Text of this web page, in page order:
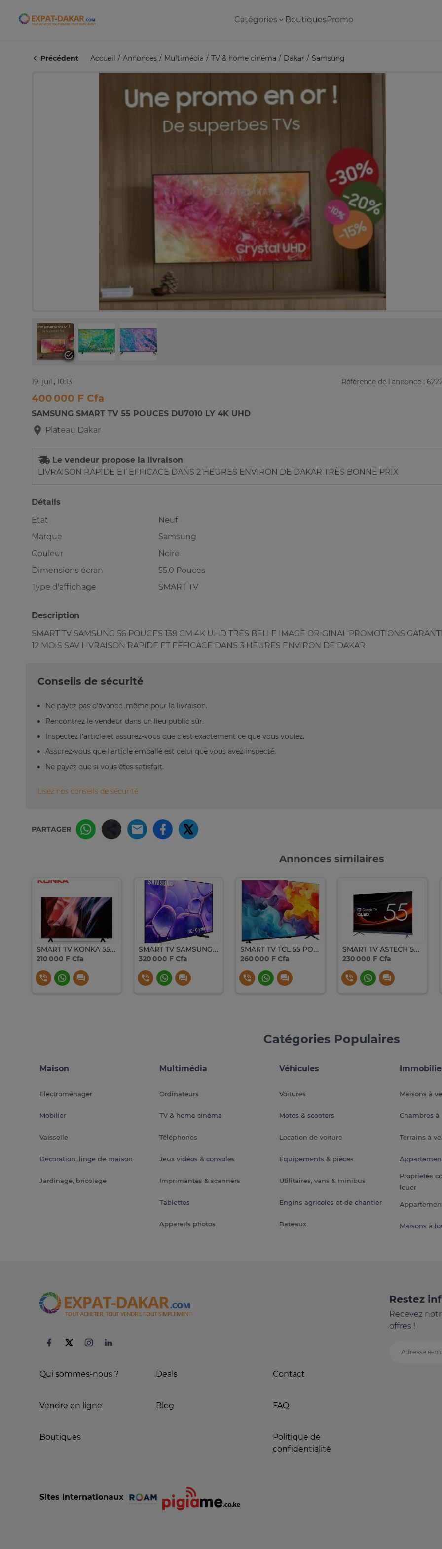
Expat-Dakar Catégories BoutiquesPromo
Précédent Accueil Annonces Multimédia TV & home cinéma Dakar Samsung
19. juil., 10:13 Référence de l'annonce :
400 000 F Cfa
SAMSUNG SMART TV 55 POUCES DU7010 LY 4K UHD
Plateau Dakar
Le vendeur propose la livraison
LIVRAISON RAPIDE ET EFFICACE DANS 2 HEURES ENVIRON DE DAKAR TRÈS BONNE PRIX
Détails
Etat
Neuf
Marque
Samsung
Couleur
Noire
Dimensions écran
55.0 Pouces
Type d'affichage
SMART TV
Description
SMART TV SAMSUNG 56 POUCES 138 CM 4K UHD TRÈS BELLE IMAGE ORIGINAL PROMOTIONS
12 MOIS SAV LIVRAISON RAPIDE ET EFFICACE DANS 3 HEURES ENVIRON DE DAKAR
Conseils de sécurité
Ne payez pas d’avance, même pour la livraison.
Rencontrez le vendeur dans un lieu public sûr.
Inspectez l’article et assurez-vous que c’est exactement ce que vous voulez.
Assurez-vous que l’article emballé est celui que vous avez inspecté.
Ne payez que si vous êtes satisfait.
Lisez nos conseils de sécurité
PARTAGER
Annonces similaires
SMART TV KONKA 55 POUCES 4K UHD
210 000 F Cfa
SMART TV SAMSUNG AU 55 U8000F 4K UHD CRISTAL
320 000 F Cfa
SMART TV TCL 55 POUCES 4K UHD ANDROID GOOGLE TV 139 CM
260 000 F Cfa
SMART TV ASTECH 55 POUCES 4K UHD ANDROID GOOGLE TV QLED
230 000 F Cfa
Catégories Populaires
Maison
Electromenager
Mobilier
Vaisselle
Décoration, linge de maison
Jardinage, bricolage
Multimédia
Ordinateurs
TV & home cinéma
Téléphones
Jeux vidéos & consoles
Imprimantes & scanners
Tablettes
Appareils photos
Véhicules
Voitures
Motos & scooters
Location de voiture
Équipements & pièces
Utilitaires, vans & minibus
Engins agricoles et de chantier
Bateaux
Maisons à
Chambres à
Terrains à
Propriétés
louer
Maisons à
Qui sommes-nous ?
Vendre en ligne
Boutiques
Deals
Blog
Contact
FAQ
Politique de
confidentialité
Restez
Recevez
offres !
Adresse e-
Sites internationaux